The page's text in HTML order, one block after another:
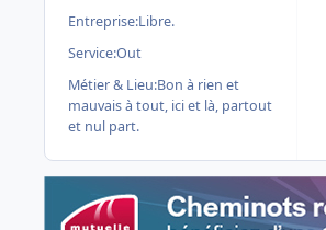
Entreprise:Libre.
Service:Out
Métier & Lieu:Bon à rien et
mauvais à tout, ici et là, partout
et nul part.